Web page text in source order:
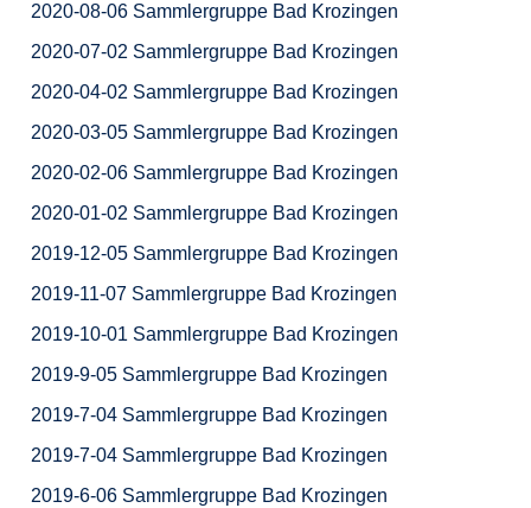
2020-08-06 Sammlergruppe Bad Krozingen
2020-07-02 Sammlergruppe Bad Krozingen
2020-04-02 Sammlergruppe Bad Krozingen
2020-03-05 Sammlergruppe Bad Krozingen
2020-02-06 Sammlergruppe Bad Krozingen
2020-01-02 Sammlergruppe Bad Krozingen
2019-12-05 Sammlergruppe Bad Krozingen
2019-11-07 Sammlergruppe Bad Krozingen
2019-10-01 Sammlergruppe Bad Krozingen
2019-9-05 Sammlergruppe Bad Krozingen
2019-7-04 Sammlergruppe Bad Krozingen
2019-7-04 Sammlergruppe Bad Krozingen
2019-6-06 Sammlergruppe Bad Krozingen